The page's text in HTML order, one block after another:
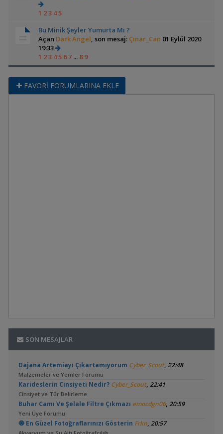
1 23 45
Bu Minik Şeyler Yumurta Mı ?
Açan Dark Angel, son mesaj: Çınar_Can 01 Eylül 2020
19:33
1 23 45 6 7... 8 9
FAVORİ FORUMLARINA EKLE
SON MESAJLAR
Dajana Artemiayı Çıkartamıyorum Cyber_Scout, 22:48
Malzemeler ve Yemler Forumu
Karideslerin Cinsiyeti Nedir? Cyber_Scout, 22:41
Cinsiyet ve Tür Belirleme
Buhar Camı Ve Şelale Filtre Çıkmazı emocdgn06, 20:59
Yeni Üye Forumu
🧿 En Güzel Fotoğraflarınızı Gösterin Frkn, 20:57